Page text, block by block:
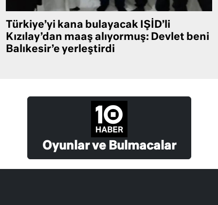
Türkiye’yi kana bulayacak IŞİD’li
Kızılay’dan maaş alıyormuş: Devlet beni
Balıkesir’e yerleştirdi
Oyunlar ve Bulmacalar